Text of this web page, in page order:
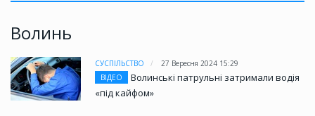
Волинь
СУСПІЛЬСТВО
27 Вересня 2024 15:29
ВІДЕО
Волинські патрульні затримали водія
«під кайфом»